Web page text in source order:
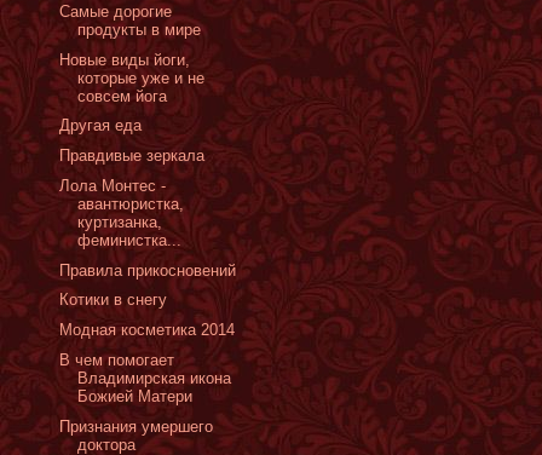
Самые дорогие
продукты в мире
Новые виды йоги,
которые уже и не
совсем йога
Другая еда
Правдивые зеркала
Лола Монтес -
авантюристка,
куртизанка,
феминистка...
Правила прикосновений
Котики в снегу
Модная косметика 2014
В чем помогает
Владимирская икона
Божией Матери
Признания умершего
доктора